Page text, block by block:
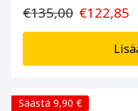
€135,00 €122,85
Säästä 9,90 €